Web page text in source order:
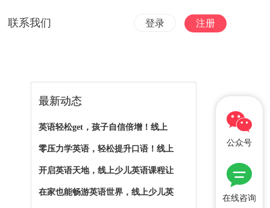
联系我们 登录 注册
最新动态
英语轻松get，孩子自信倍增！线上
零压力学英语，轻松提升口语！线上
开启英语天地，线上少儿英语课程让
在家也能畅游英语世界，线上少儿英
公众号
在线咨询